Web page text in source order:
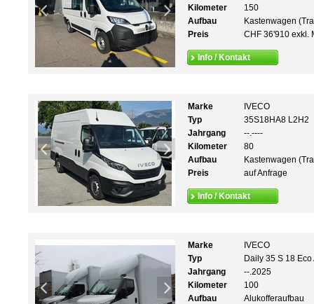
Kilometer
150
Aufbau
Kastenwagen
Preis
CHF 36'910 exkl.
Info / Kontakt
Marke
IVECO
Typ
35S18HA8 L2H2
Jahrgang
--.----
Kilometer
80
Aufbau
Kastenwagen
Preis
auf Anfrage
Info / Kontakt
Marke
IVECO
Typ
Daily 35 S 18 Eco
Jahrgang
--.2025
Kilometer
100
Aufbau
Alukofferaufbau